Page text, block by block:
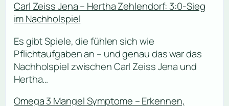
Carl Zeiss Jena – Hertha Zehlendorf: 3:0-Sieg
im Nachholspiel
Es gibt Spiele, die fühlen sich wie
Pflichtaufgaben an – und genau das war das
Nachholspiel zwischen Carl Zeiss Jena und
Hertha…
Omega 3 Mangel Symptome – Erkennen,